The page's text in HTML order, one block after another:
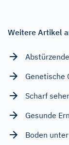
Weitere Artikel
Genetische
Scharf
Gesunde
Boden